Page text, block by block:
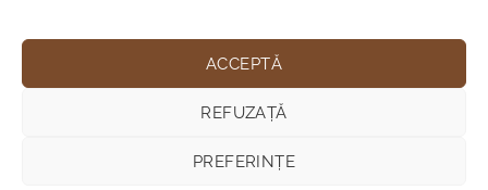
ACCEPTĂ
REFUZAȚĂ
PREFERINȚE